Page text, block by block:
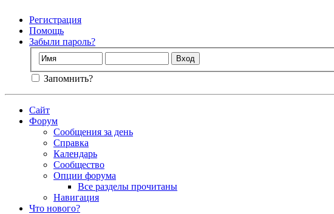
Регистрация
Помощь
Забыли пароль?
Запомнить?
Сайт
Форум
Сообщения за день
Справка
Календарь
Сообщество
Опции форума
Все разделы прочитаны
Навигация
Что нового?